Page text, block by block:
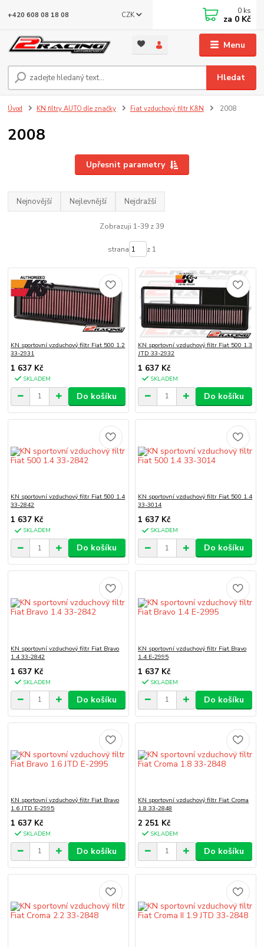
Menu
CZK
Hledat
+420 608 08 18 08 0 ks
za 0 Kč
Úvod KN filtry AUTO dle značky Fiat vzduchový filtr K&N 2008
2008
Upřesnit parametry
Nejnovější Nejlevnější Nejdražší
Zobrazuji 1-39 z 39
strana z 1
KN sportovní vzduchový filtr Fiat 500 1.2
33-2931
1 637 Kč
SKLADEM
Do košíku
KN sportovní vzduchový filtr Fiat 500 1.3
JTD 33-2932
1 637 Kč
SKLADEM
Do košíku
KN sportovní vzduchový filtr Fiat 500 1.4
33-2842
1 637 Kč
SKLADEM
Do košíku
KN sportovní vzduchový filtr Fiat 500 1.4
33-3014
1 637 Kč
SKLADEM
Do košíku
KN sportovní vzduchový filtr Fiat Bravo
1.4 33-2842
1 637 Kč
SKLADEM
Do košíku
KN sportovní vzduchový filtr Fiat Bravo
1.4 E-2995
1 637 Kč
SKLADEM
Do košíku
KN sportovní vzduchový filtr Fiat Bravo
1.6 JTD E-2995
1 637 Kč
SKLADEM
Do košíku
KN sportovní vzduchový filtr Fiat Croma
1.8 33-2848
2 251 Kč
SKLADEM
Do košíku